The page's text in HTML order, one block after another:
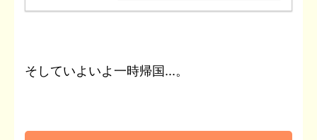
そしていよいよ一時帰国...。